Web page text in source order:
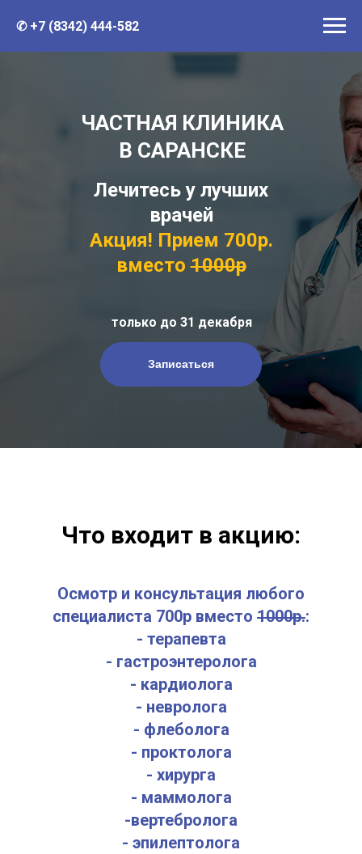
✆ +7 (8342) 444-582
только до 31 декабря
ЧАСТНАЯ КЛИНИКА
В САРАНСКЕ
Записаться
Лечитесь у лучших
врачей
Акция! Прием 700р.
вместо1000р
Что входит в акцию:
Осмотр и консультация любого
специалиста 700р вместо 1000р.:
- терапевта
- гастроэнтеролога
- кардиолога
- невролога
- флеболога
- проктолога
- хирурга
- маммолога
-вертебролога
- эпилептолога